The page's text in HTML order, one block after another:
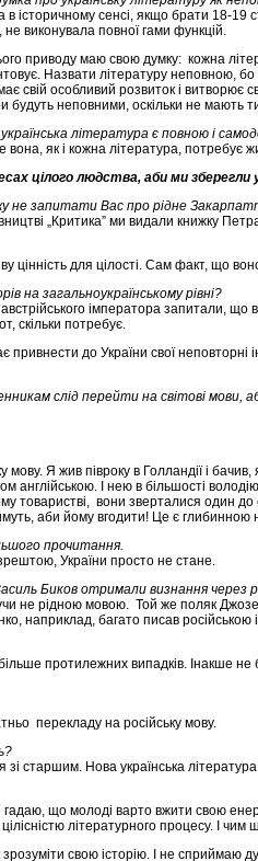
історичному сенсі, якщо брати 18-19
не виконувала повної гами функцій.
приводу маю свою думку: кожна
Назвати літературу неповною,
свій особливий розвиток і витворює
будуть неповними, оскільки не мають
література є повною і
вона, як і кожна література, потребує
цілого людства, аби ми зберегли
не запитати Вас про рідне
„Критика” ми видали книжку
цінність для цілості. Сам факт,
на загальноукраїнському рівні?
імператора запитали, що
скільки потребує.
до України свої неповторні
слід перейти на світові
мову. Я жив півроку в Голландії і
англійською. І нею в більшості
товаристві, вони зверталися один до
аби йому вгодити! Це є глибинною
прочитання.
України просто не стане.
Биков отримали визнання через
не рідною мовою. Той же поляк
наприклад, багато писав
протилежних випадків. Інакше не
перекладу на російську мову.
старшим. Нова українська
гадаю, що молоді варто вжити свою
літературного процесу. І
зрозуміти свою історію. І не